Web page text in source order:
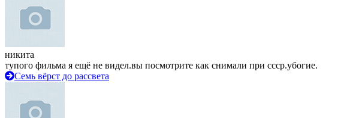
никита
тупого фильма я ещё не видел.вы посмотрите как снимали при ссср.убогие.
Семь вёрст до рассвета